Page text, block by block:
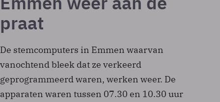
praat
De stemcomputers in Emmen waarvan
vanochtend bleek dat ze verkeerd
geprogrammeerd waren, werken weer. De
apparaten waren tussen 07.30 en 10.30 uur